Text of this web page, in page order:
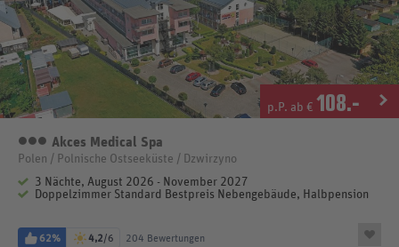
p.P. ab € 108.-
3 Sterne
Akces Medical Spa
Polen / Polnische Ostseeküste / Dzwirzyno
3 Nächte, August 2026 - November 2027
Doppelzimmer Standard Bestpreis Nebengebäude, Halbpension
62% 4,2/6 204 Bewertungen